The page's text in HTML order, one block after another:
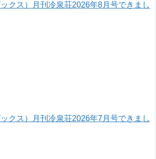
ックス）月刊冷泉荘2026年8月号できまし
ックス）月刊冷泉荘2026年7月号できまし